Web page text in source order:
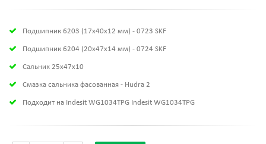
Подшипник 6203 (17х40х12 мм) - 0723 SKF
Подшипник 6204 (20х47х14 мм) - 0724 SKF
Сальник 25x47x10
Смазка сальника фасованная - Hudra 2
Подходит на Indesit WG1034TPG Indesit WG1034TPG